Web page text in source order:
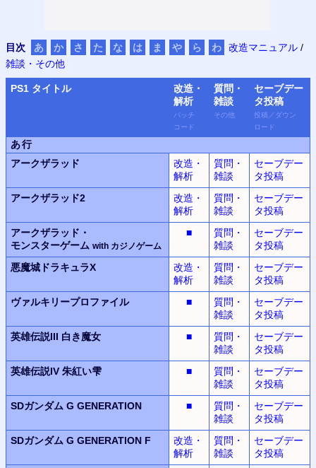
目次 あ か さ た な は ま や ら わ 改造マニュアル /
雑談・その他
PS1 タイトル
改造・
解析
パッチ
コード
質問・
雑談
その他
セーブデー
タ投稿
投稿 ／ ダウン
ロード
あ行
アークザラッド
改造・
解析
質問・
雑談
セーブデー
タ投稿
アークザラッド2
改造・
解析
質問・
雑談
セーブデー
タ投稿
アークザラッド・
モンスターゲーム with カジノゲーム
■
質問・
雑談
セーブデー
タ投稿
悪魔城ドラキュラX
改造・
解析
質問・
雑談
セーブデー
タ投稿
ヴァルキリープロファイル
■
質問・
雑談
セーブデー
タ投稿
英雄伝説III 白き魔女 ■
質問・
雑談
セーブデー
タ投稿
英雄伝説IV 朱紅い雫 ■
質問・
雑談
セーブデー
タ投稿
SDガンダム G GENERATION
■
質問・
雑談
セーブデー
タ投稿
SDガンダム G GENERATION F
改造・
解析
質問・
雑談
セーブデー
タ投稿